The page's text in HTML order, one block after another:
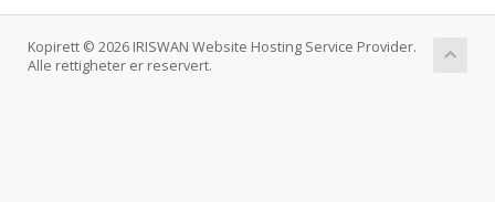
Kopirett © 2026 IRISWAN Website Hosting Service Provider.
Alle rettigheter er reservert.